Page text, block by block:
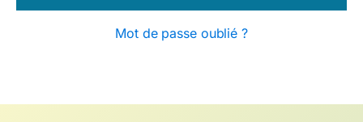
Mot de passe oublié ?